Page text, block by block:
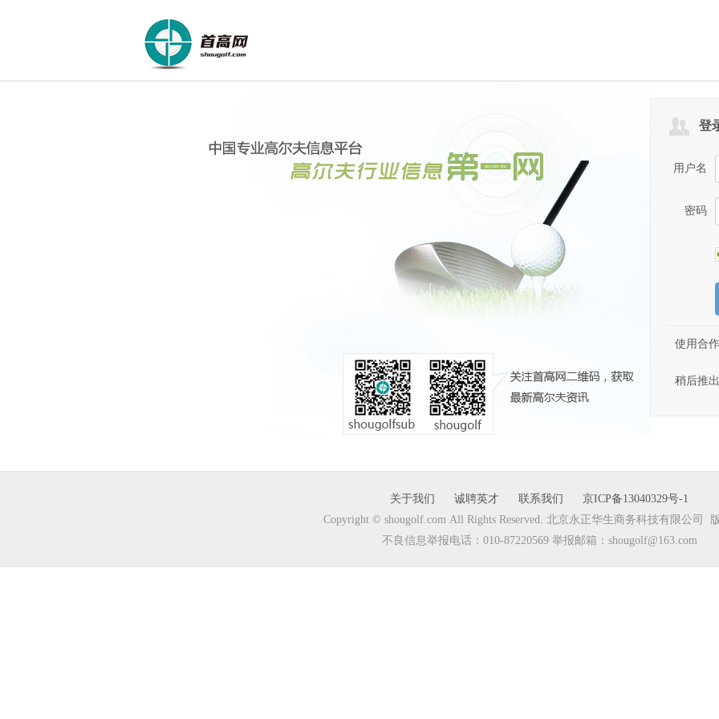
登
用户名
密码
使用合
稍后推出
关于我们 诚聘英才 联系我们
京ICP备13040329号-1
Copyright © shougolf.com All Rights Reserved. 北京永正华生商务科技有限公司
不良信息举报电话：010-87220569 举报邮箱：shougolf@163.com